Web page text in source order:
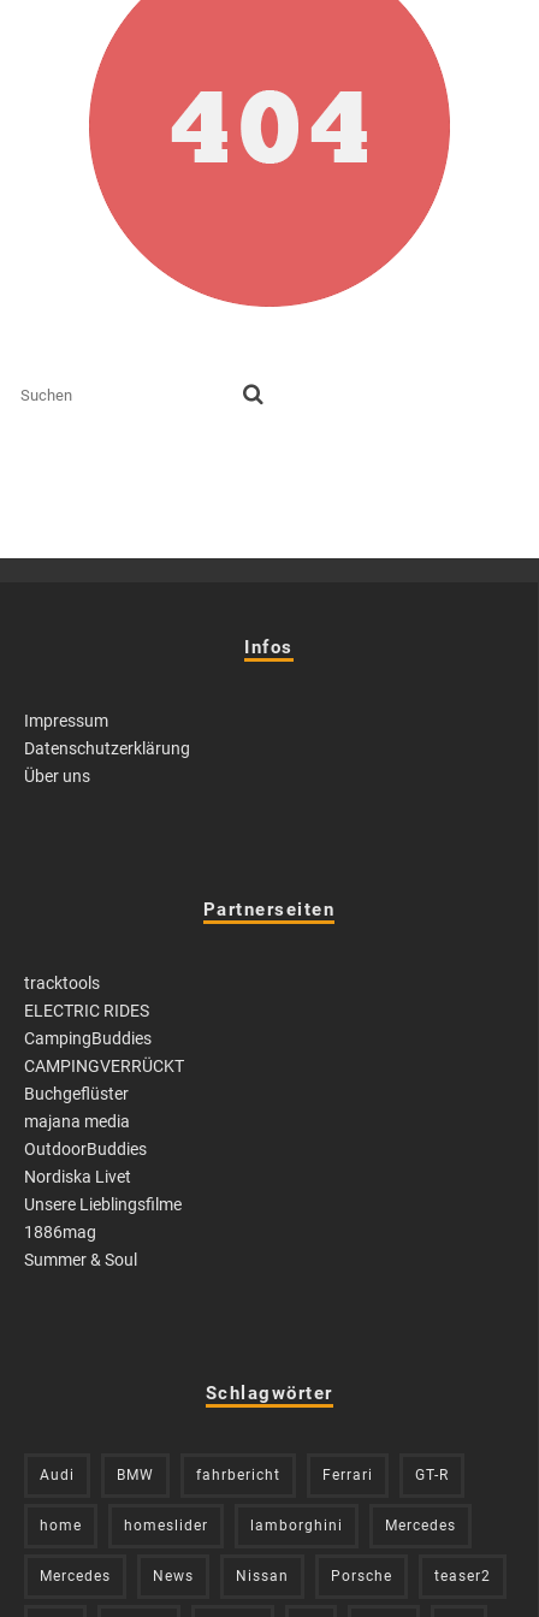
Infos
Impressum
Datenschutzerklärung
Über uns
Partnerseiten
tracktools
ELECTRIC RIDES
CampingBuddies
CAMPINGVERRÜCKT
Buchgeflüster
majana media
OutdoorBuddies
Nordiska Livet
Unsere Lieblingsfilme
1886mag
Summer & Soul
Schlagwörter
Audi BMW fahrbericht Ferrari GT-R
home homeslider lamborghini Mercedes
Mercedes News Nissan Porsche teaser2